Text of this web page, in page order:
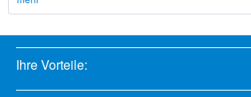
Ihre Vorteile: